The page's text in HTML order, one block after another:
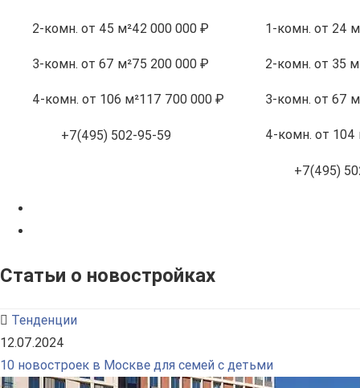
2-комн. от 45 м²42 000 000 ₽
3-комн. от 67 м²75 200 000 ₽
4-комн. от 106 м²117 700 000 ₽
+7(495) 502-95-59
1-комн. от 24
2-комн. от 35
3-комн. от 67
4-комн. от 104
+7(495)
Статьи о новостройках
Тенденции
12.07.2024
10 новостроек в Москве для семей с детьми